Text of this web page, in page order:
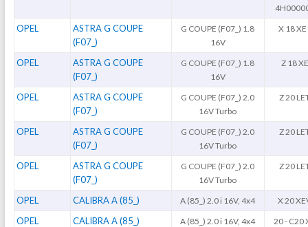
OPEL
ASTRA G COUPE
(F07_)
G COUPE (F07_) 1.8
16V
X 18
OPEL
ASTRA G COUPE
(F07_)
G COUPE (F07_) 1.8
16V
Z 18 XE
OPEL
ASTRA G COUPE
(F07_)
G COUPE (F07_) 2.0
16V Turbo
Z 20
OPEL
ASTRA G COUPE
(F07_)
G COUPE (F07_) 2.0
16V Turbo
Z 20
OPEL
ASTRA G COUPE
(F07_)
G COUPE (F07_) 2.0
16V Turbo
Z 20
OPEL CALIBRA A (85_) A (85_) 2.0 i 16V, 4x4 X 20
OPEL CALIBRA A (85_) A (85_) 2.0 i 16V, 4x4
20 - C20